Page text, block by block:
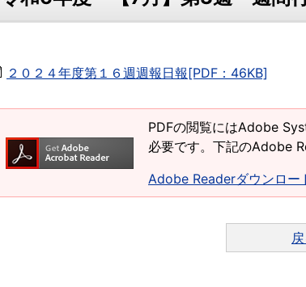
２０２４年度第１６週週報日報[PDF：46KB]
PDFの閲覧にはAdobe
必要です。下記のAdobe
Adobe Readerダウンロー